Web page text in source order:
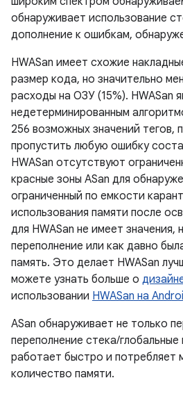
обнаруживает использование
дополнение к ошибкам,
HWASan имеет схожие
размер кода, но значительно
расходы на ОЗУ (15%). HWASan
недетерминированным
256 возможных значений тегов,
пропустить любую ошибку
HWASan отсутствуют
красные зоны ASan для
ограниченный по емкости
использования памяти после
для HWASan не имеет значения,
переполнение или как давно
память. Это делает HWASan
можете узнать больше о
использовании HWASan на
ASan обнаруживает не только
переполнение стека/
работает быстро и потребляет
количество памяти.